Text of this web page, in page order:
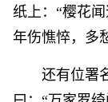
纸上：“樱花
年伤憔悴，多
还有位署